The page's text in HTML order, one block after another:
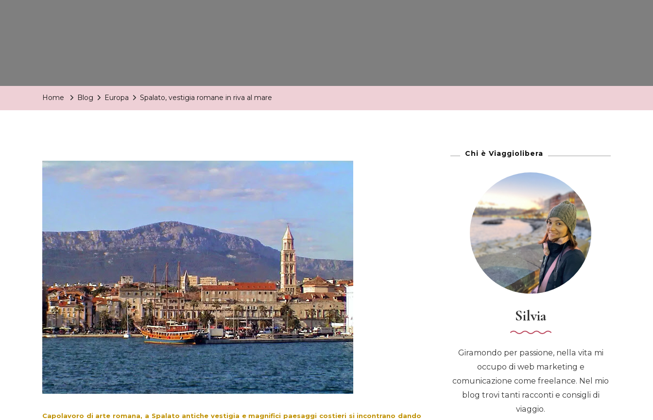
Home Blog Europa Spalato, vestigia romane in riva al mare
Capolavoro di arte romana, a Spalato antiche vestigia e magnifici paesaggi costieri si incontrano dando
Chi è Viaggiolibera
Silvia
Giramondo per passione, nella vita mi
occupo di web marketing e
comunicazione come freelance. Nel mio
blog trovi tanti racconti e consigli di
viaggio.